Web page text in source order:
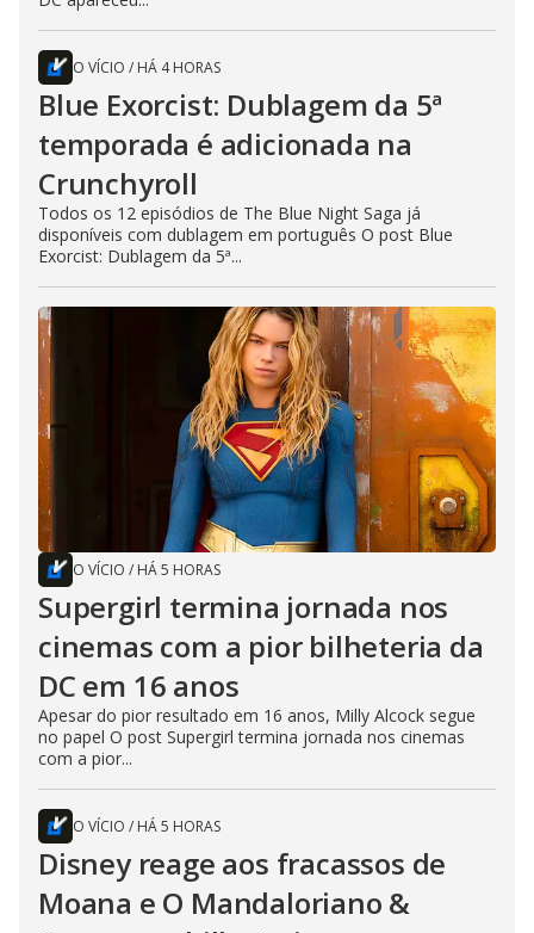
O VÍCIO / HÁ 4 HORAS
Blue Exorcist: Dublagem da 5ª
temporada é adicionada na
Crunchyroll
Todos os 12 episódios de The Blue Night Saga já
disponíveis com dublagem em português O post Blue
Exorcist: Dublagem da 5ª...
O VÍCIO / HÁ 5 HORAS
Supergirl termina jornada nos
cinemas com a pior bilheteria da
DC em 16 anos
Apesar do pior resultado em 16 anos, Milly Alcock segue
no papel O post Supergirl termina jornada nos cinemas
com a pior...
O VÍCIO / HÁ 5 HORAS
Disney reage aos fracassos de
Moana e O Mandaloriano &